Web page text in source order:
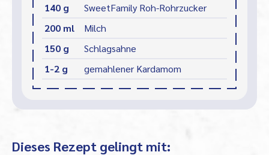
140 g
SweetFamily Roh-Rohrzucker
200 ml
Milch
150 g
Schlagsahne
1-2 g
gemahlener Kardamom
Dieses Rezept gelingt mit: